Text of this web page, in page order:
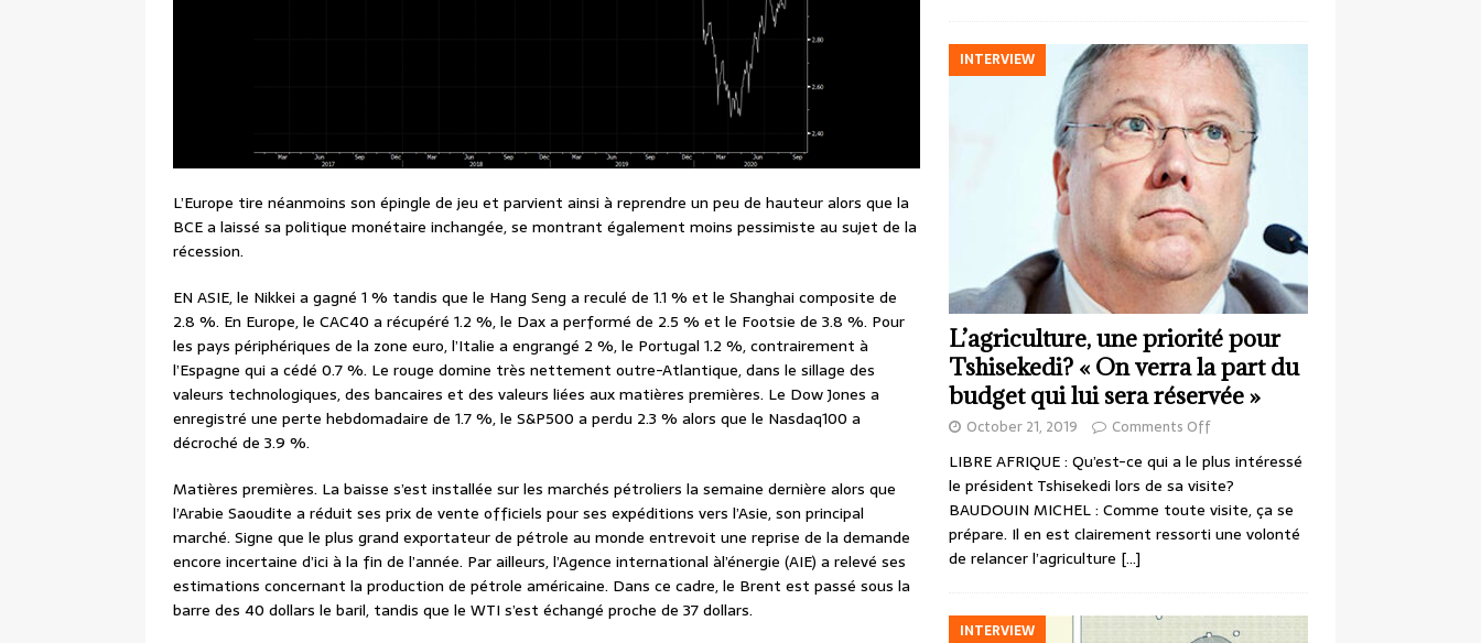
L’Europe tire néanmoins son épingle de jeu et parvient ainsi à reprendre un peu de hauteur alors que la
BCE a laissé sa politique monétaire inchangée, se montrant également moins pessimiste au sujet de la
récession.
EN ASIE, le Nikkei a gagné 1 % tandis que le Hang Seng a reculé de 1.1 % et le Shanghai composite de
2.8 %. En Europe, le CAC40 a récupéré 1.2 %, le Dax a performé de 2.5 % et le Footsie de 3.8 %. Pour
les pays périphériques de la zone euro, l’Italie a engrangé 2 %, le Portugal 1.2 %, contrairement à
l’Espagne qui a cédé 0.7 %. Le rouge domine très nettement outre-Atlantique, dans le sillage des
valeurs technologiques, des bancaires et des valeurs liées aux matières premières. Le Dow Jones a
enregistré une perte hebdomadaire de 1.7 %, le S&P500 a perdu 2.3 % alors que le Nasdaq100 a
décroché de 3.9 %.
Matières premières. La baisse s’est installée sur les marchés pétroliers la semaine dernière alors que
l’Arabie Saoudite a réduit ses prix de vente officiels pour ses expéditions vers l’Asie, son principal
marché. Signe que le plus grand exportateur de pétrole au monde entrevoit une reprise de la demande
encore incertaine d’ici à la fin de l’année. Par ailleurs, l’Agence international àl’énergie (AIE) a relevé ses
estimations concernant la production de pétrole américaine. Dans ce cadre, le Brent est passé sous la
barre des 40 dollars le baril, tandis que le WTI s’est échangé proche de 37 dollars.
INTERVIEW
L’agriculture, une priorité pour
Tshisekedi? « On verra la part du
budget qui lui sera réservée »
October 21, 2019 Comments Off
LIBRE AFRIQUE : Qu’est-ce qui a le plus intéressé
le président Tshisekedi lors de sa visite?
BAUDOUIN MICHEL : Comme toute visite, ça se
prépare. Il en est clairement ressorti une volonté
de relancer l’agriculture […]
INTERVIEW